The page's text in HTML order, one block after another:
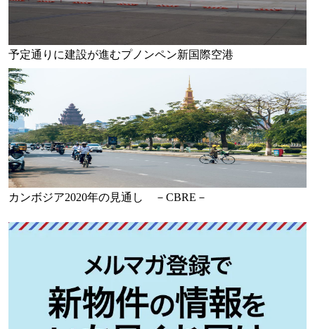
予定通りに建設が進むプノンペン新国際空港
カンボジア2020年の見通し －CBRE－